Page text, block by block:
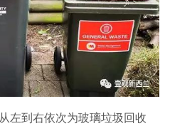
左到右依次为玻璃垃圾回收